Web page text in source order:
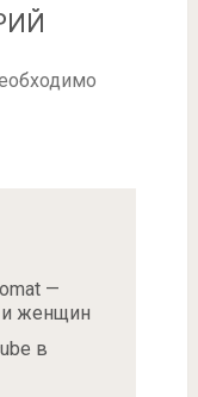
—
женщин
в